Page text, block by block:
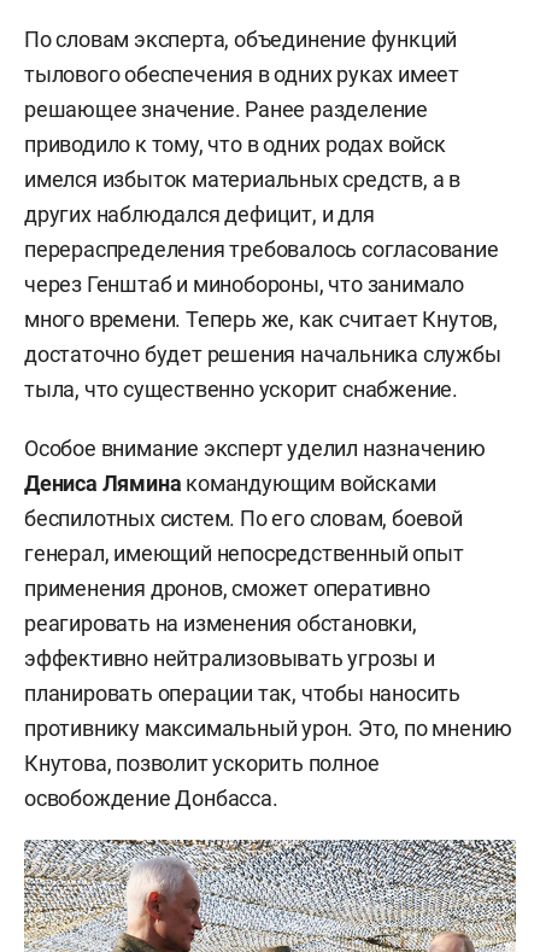
По словам эксперта, объединение функций
тылового обеспечения в одних руках имеет
решающее значение. Ранее разделение
приводило к тому, что в одних родах войск
имелся избыток материальных средств, а в
других наблюдался дефицит, и для
перераспределения требовалось согласование
через Генштаб и минобороны, что занимало
много времени. Теперь же, как считает Кнутов,
достаточно будет решения начальника службы
тыла, что существенно ускорит снабжение.
Особое внимание эксперт уделил назначению
Дениса Лямина командующим войсками
беспилотных систем. По его словам, боевой
генерал, имеющий непосредственный опыт
применения дронов, сможет оперативно
реагировать на изменения обстановки,
эффективно нейтрализовывать угрозы и
планировать операции так, чтобы наносить
противнику максимальный урон. Это, по мнению
Кнутова, позволит ускорить полное
освобождение Донбасса.